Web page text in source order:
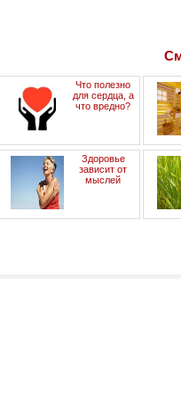
Что полезно
для сердца, а
что вредно?
Здоровье
зависит от
мыслей